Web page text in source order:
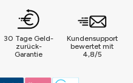
30 Tage Geld-
zurück-
Garantie
Kundensupport
bewertet mit
4,8/5